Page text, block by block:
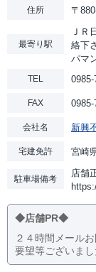
住所 〒
最寄り駅
ＪＲ
絡下
パマ
TEL 0985-
FAX 0985-
会社名 新興
宅建免許 宮崎
駐車場備考
店舗
◆店舗PR◆
２４時間メール
要望等ございま